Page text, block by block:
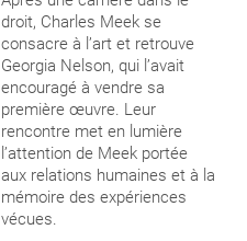
droit, Charles Meek se
consacre à l’art et retrouve
Georgia Nelson, qui l’avait
encouragé à vendre sa
première œuvre. Leur
rencontre met en lumière
l’attention de Meek portée
aux relations humaines et à la
mémoire des expériences
vécues.